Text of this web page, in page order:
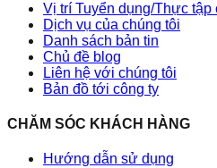
Vị trí Tuyển dụng/Thực tập
Dịch vụ của chúng tôi
Danh sách bản tin
Chủ đề blog
Liên hệ với chúng tôi
Bản đồ tới công ty
CHĂM SÓC KHÁCH HÀNG
Hướng dẫn sử dụng